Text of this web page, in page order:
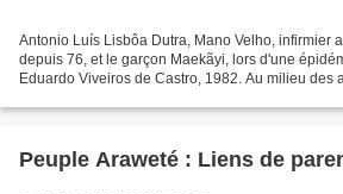
Antonio Luís Lisbôa Dutra, Mano Velho, infirmier
depuis 76, et le garçon Maekãyi, lors d'une
Eduardo Viveiros de Castro, 1982. Au milieu des
Peuple Araweté : Liens de